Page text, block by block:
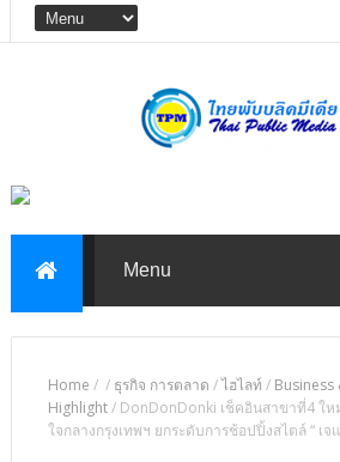
Home / / ธุรกิจ การตลาด /ไฮไลท์ / Business
Highlight/ DonDonDonki เช็คอินสาขาที่4 ให
ใจกลางกรุงเทพฯ ยกระดับการช้อปปิ้งสไตล์ “ เ